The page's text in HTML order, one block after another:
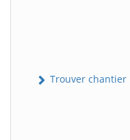
Trouver